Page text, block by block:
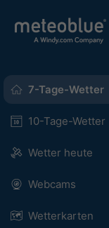
7-Tage-Wetter
10-Tage-Wetter
Wetter heute
Webcams
Wetterkarten